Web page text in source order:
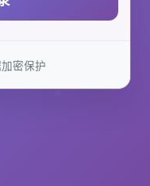
密保护